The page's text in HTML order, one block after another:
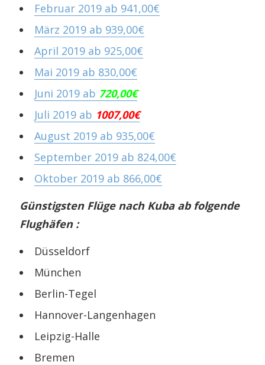
Februar 2019 ab 941,00€
März 2019 ab 939,00€
April 2019 ab 925,00€
Mai 2019 ab 830,00€
Juni 2019 ab 720,00€
Juli 2019 ab 1007,00€
August 2019 ab 935,00€
September 2019 ab 824,00€
Oktober 2019 ab 866,00€
Günstigsten Flüge nach Kuba ab folgende
Flughäfen :
Düsseldorf
München
Berlin-Tegel
Hannover-Langenhagen
Leipzig-Halle
Bremen